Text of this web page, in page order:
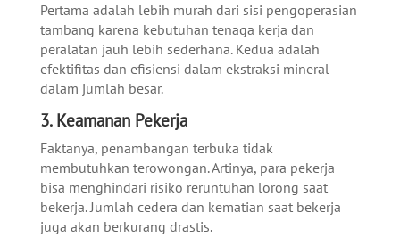
Pertama adalah lebih murah dari sisi pengoperasian
tambang karena kebutuhan tenaga kerja dan
peralatan jauh lebih sederhana. Kedua adalah
efektifitas dan efisiensi dalam ekstraksi mineral
dalam jumlah besar.
3. Keamanan Pekerja
Faktanya, penambangan terbuka tidak
membutuhkan terowongan. Artinya, para pekerja
bisa menghindari risiko reruntuhan lorong saat
bekerja. Jumlah cedera dan kematian saat bekerja
juga akan berkurang drastis.